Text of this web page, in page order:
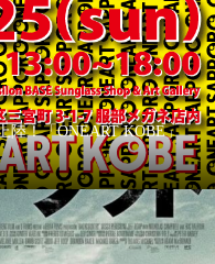
陸！「ONEART KOBE」